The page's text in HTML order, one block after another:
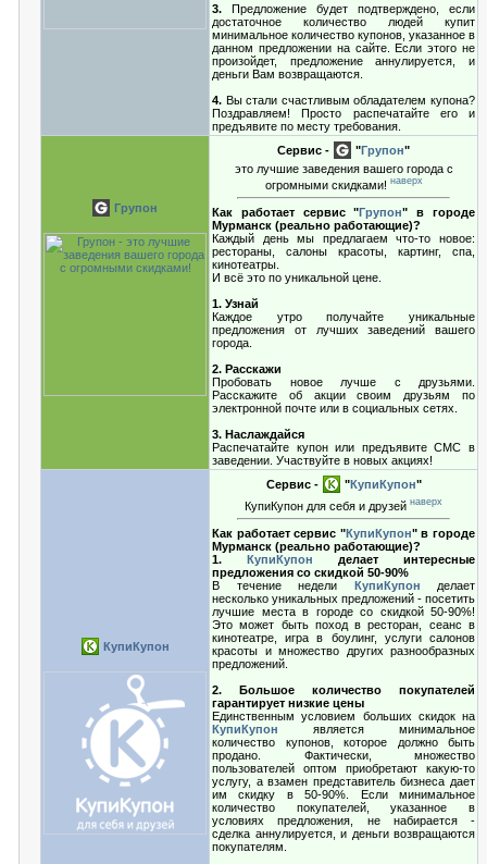
3. Предложение будет подтверждено, если
достаточное количество людей купит
минимальное количество купонов, указанное в
данном предложении на сайте. Если этого не
произойдет, предложение аннулируется, и
деньги Вам возвращаются.
4. Вы стали счастливым обладателем купона?
Поздравляем! Просто распечатайте его и
предъявите по месту требования.
Групон
Сервис - "Групон"
это лучшие заведения вашего города с
огромными скидками! наверх
Как работает сервис "Групон" в городе
Мурманск (реально работающие)?
Каждый день мы предлагаем что-то новое:
рестораны, салоны красоты, картинг, спа,
кинотеатры.
И всё это по уникальной цене.
1. Узнай
Каждое утро получайте уникальные
предложения от лучших заведений вашего
города.
2. Расскажи
Пробовать новое лучше с друзьями.
Расскажите об акции своим друзьям по
электронной почте или в социальных сетях.
3. Наслаждайся
Распечатайте купон или предъявите СМС в
заведении. Участвуйте в новых акциях!
КупиКупон
Сервис - "КупиКупон"
КупиКупон для себя и друзей наверх
Как работает сервис "КупиКупон" в городе
Мурманск (реально работающие)?
1. КупиКупон делает интересные
предложения со скидкой 50-90%
В течение недели КупиКупон делает
несколько уникальных предложений - посетить
лучшие места в городе со скидкой 50-90%!
Это может быть поход в ресторан, сеанс в
кинотеатре, игра в боулинг, услуги салонов
красоты и множество других разнообразных
предложений.
2. Большое количество покупателей
гарантирует низкие цены
Единственным условием больших скидок на
КупиКупон является минимальное
количество купонов, которое должно быть
продано. Фактически, множество
пользователей оптом приобретают какую-то
услугу, а взамен представитель бизнеса дает
им скидку в 50-90%. Если минимальное
количество покупателей, указанное в
условиях предложения, не набирается -
сделка аннулируется, и деньги возвращаются
покупателям.